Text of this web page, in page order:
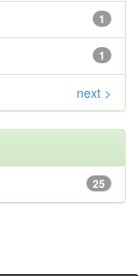
1
1
next >
25